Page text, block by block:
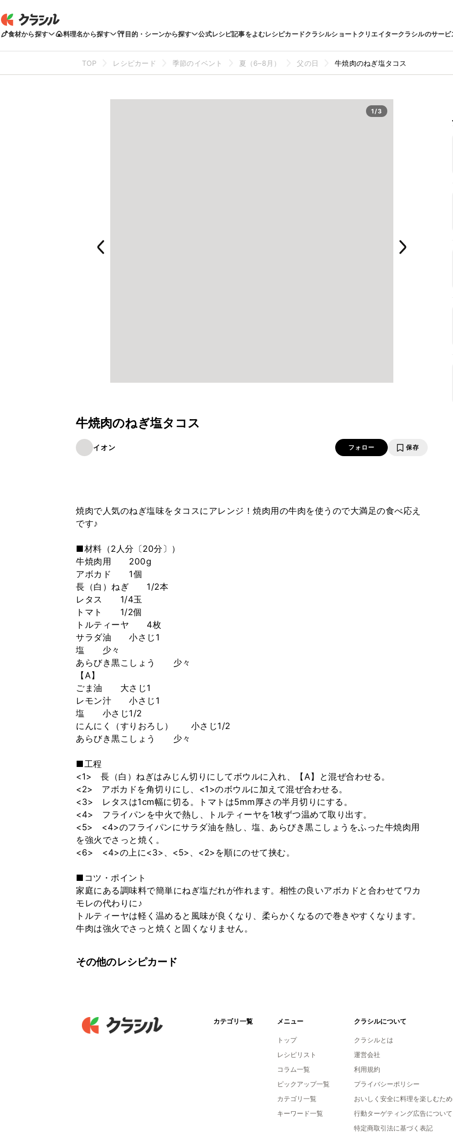
食材から探す 料理名から探す 目的・シーンから探す 公式レシピ記事をよむレシピカードクラシルショートクリエイタークラシルのサービ
TOP レシピカード 季節のイベント 夏（6–8月） 父の日 牛焼肉のねぎ塩タコス
1/3
牛焼肉のねぎ塩タコス
イオン フォロー 保存
焼肉で人気のねぎ塩味をタコスにアレンジ！焼肉用の牛肉を使うので大満足の食べ応え
です♪
■材料（2人分〔20分〕）
牛焼肉用 200g
アボカド 1個
長（白）ねぎ 1/2本
レタス 1/4玉
トマト 1/2個
トルティーヤ 4枚
サラダ油 小さじ1
塩 少々
あらびき黒こしょう 少々
【A】
ごま油 大さじ1
レモン汁 小さじ1
塩 小さじ1/2
にんにく（すりおろし） 小さじ1/2
あらびき黒こしょう 少々
■工程
<1> 長（白）ねぎはみじん切りにしてボウルに入れ、【A】と混ぜ合わせる。
<2> アボカドを角切りにし、<1>のボウルに加えて混ぜ合わせる。
<3> レタスは1cm幅に切る。トマトは5mm厚さの半月切りにする。
<4> フライパンを中火で熱し、トルティーヤを1枚ずつ温めて取り出す。
<5> <4>のフライパンにサラダ油を熱し、塩、あらびき黒こしょうをふった牛焼肉用
を強火でさっと焼く。
<6> <4>の上に<3>、<5>、<2>を順にのせて挟む。
■コツ・ポイント
家庭にある調味料で簡単にねぎ塩だれが作れます。相性の良いアボカドと合わせてワカ
モレの代わりに♪
トルティーヤは軽く温めると風味が良くなり、柔らかくなるので巻きやすくなります。
牛肉は強火でさっと焼くと固くなりません。
その他のレシピカード
カテゴリ一覧 メニュー
トップ
レシピリスト
コラム一覧
ピックアップ一覧
カテゴリ一覧
キーワード一覧
クラシルについて
クラシルとは
運営会社
利用規約
プライバシーポリシー
おいしく安全に料理を楽しむため
行動ターゲティング広告について
特定商取引法に基づく表記